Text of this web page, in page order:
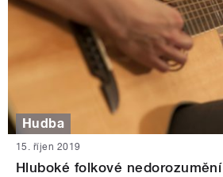
Hudba
15. říjen 2019
Hluboké folkové nedorozumění